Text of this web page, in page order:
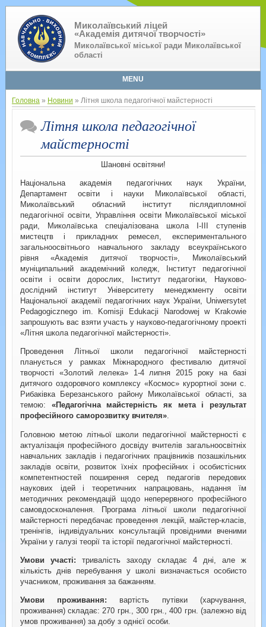
Миколаївський ліцей
«Академія дитячої творчості»
Миколаївської міської ради Миколаївської
області
MENU
Головна» Новини » Літня школа педагогічної майстерності
Літня школа педагогічної
майстерності
Шановні освітяни!
Національна академія педагогічних наук України,
Департамент освіти і науки Миколаївської області,
Миколаївський обласний інститут післядипломної
педагогічної освіти, Управління освіти Миколаївської міської
ради, Миколаївська спеціалізована школа I-III ступенів
мистецтв і прикладних ремесел, експериментального
загальноосвітнього навчального закладу всеукраїнського
рівня «Академія дитячої творчості», Миколаївський
муніципальний академічний коледж, Інститут педагогічної
освіти і освіти дорослих, Інститут педагогіки, Науково-
дослідний інститут Університету менеджменту освіти
Національної академії педагогічних наук України, Uniwersytet
Pedagogicznego im. Komisji Edukacji Narodowej w Krakowie
запрошують вас взяти участь у науково-педагогічному проекті
«Літня школа педагогічної майстерності».
Проведення Літньої школи педагогічної майстерності
планується у рамках Міжнародного фестивалю дитячої
творчості «Золотий лелека» 1-4 липня 2015 року на базі
дитячого оздоровчого комплексу «Космос» курортної зони с.
Рибаківка Березанського району Миколаївської області, за
темою: «Педагогічна майстерність як мета і результат
професійного саморозвитку вчителя».
Головною метою літньої школи педагогічної майстерності є
актуалізація професійного досвіду вчителів загальноосвітніх
навчальних закладів і педагогічних працівників позашкільних
закладів освіти, розвиток їхніх професійних і особистісних
компетентностей поширення серед педагогів передових
наукових ідей і теоретичних напрацювань, надання їм
методичних рекомендацій щодо неперервного професійного
самовдосконалення. Програма літньої школи педагогічної
майстерності передбачає проведення лекцій, майстер-класів,
тренінгів, індивідуальних консультацій провідними вченими
України у галузі теорії та історії педагогічної майстерності.
Умови участі: тривалість заходу складає 4 дні, але ж
кількість днів перебування у школі визначається особисто
учасником, проживання за бажанням.
Умови проживання: вартість путівки (харчування,
проживання) складає: 270 грн., 300 грн., 400 грн. (залежно від
умов проживання) за добу з однієї особи.